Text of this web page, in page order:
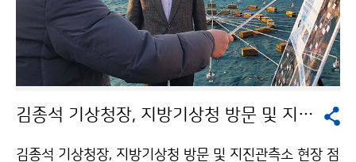
김종석 기상청장, 지방기상청 방문 및 지진관측소 현장 점검
김종석 기상청장, 지방기상청 방문 및 지진관측소 현장 점